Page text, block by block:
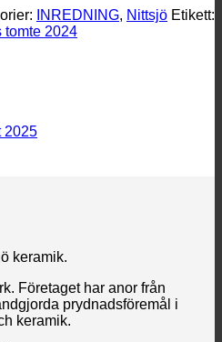
INREDNING, Nittsjö Etikett:
tomte 2024
keramik.
Företaget har anor från
prydnadsföremål i
keramik.